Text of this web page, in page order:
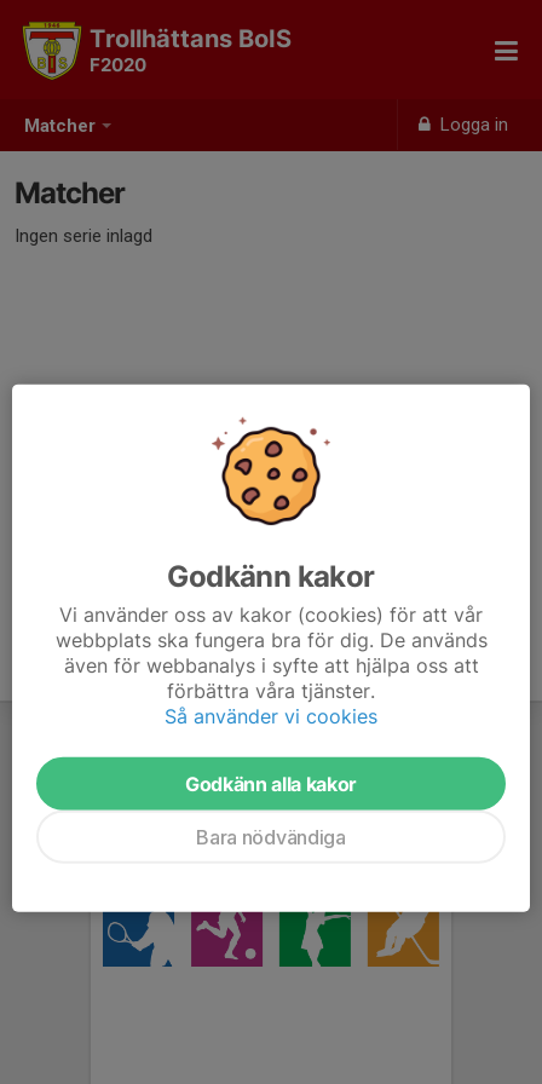
Matcher Logga in
Trollhättans BoIS
F2020
Matcher
Ingen serie inlagd
Godkänn kakor
Vi använder oss av kakor (cookies) för att vår
webbplats ska fungera bra för dig. De används
även för webbanalys i syfte att hjälpa oss att
förbättra våra tjänster.
Så använder vi cookies
Godkänn alla kakor
Bara nödvändiga